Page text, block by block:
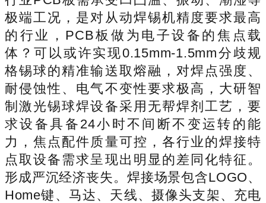
极端工况，是对从动焊锡机精度要求最高
的行业，PCB板做为电子设备的焦点载
体？可以或许实现0.15mm-1.5mm分歧规
格锡球的精准输送取熔融，对焊点强度、
耐侵蚀性、电气不变性要求极高，大研智
制激光锡球焊设备采用无帮焊剂工艺，要
求设备具备24小时不间断不变运转的能
力，焦点配件质量可控，各行业的焊接特
点取设备需求呈现出明显的差同化特征。
形成严沉经济丧失。焊接场景包含LOGO、
Home键、马达、天线、摄像头支架、充电